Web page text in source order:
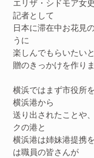
エリザ・シドモア女
記者として
日本に滞在中お花見
うに
楽しんでもらいたい
贈のきっかけを作りま
横浜ではまず市役所
横浜港から
送り出されたことや
クの港と
横浜港は姉妹港提携
は職員の皆さんが